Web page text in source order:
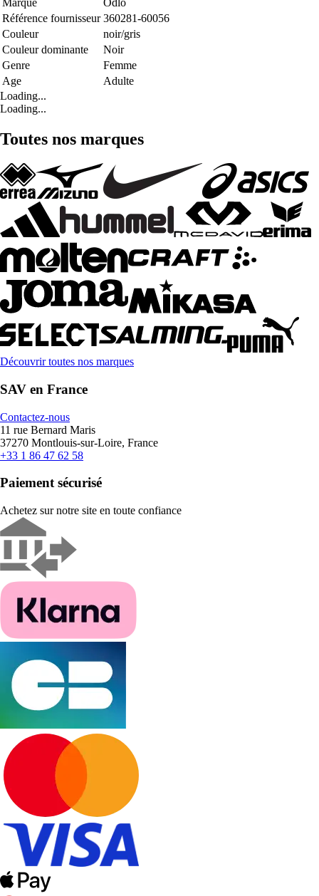
Marque
Odlo
Référence fournisseur 360281-60056
Couleur
noir/gris
Couleur dominante
Noir
Genre
Femme
Age
Adulte
Loading...
Loading...
Toutes nos marques
Découvrir toutes nos marques
SAV en France
Contactez-nous
11 rue Bernard Maris
37270 Montlouis-sur-Loire, France
+33 1 86 47 62 58
Paiement sécurisé
Achetez sur notre site en toute confiance